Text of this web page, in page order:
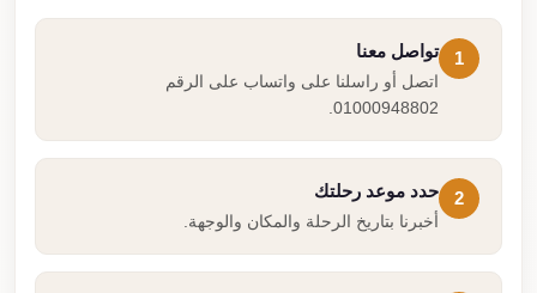
1
تواصل معنا
اتصل أو راسلنا على واتساب على الرقم
01000948802.
2
حدد موعد رحلتك
أخبرنا بتاريخ الرحلة والمكان والوجهة.